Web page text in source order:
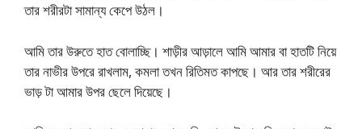
তার শরীরটা সামান্য কেপে উঠল।
আমি তার উরুতে হাত বোলাচ্ছি। শাড়ীর আড়ালে আমি আমার বা হাতটি নিয়ে
তার নাভীর উপরে রাখলাম, কমলা তখন রিতিমত কাপছে। আর তার শরীরের
ভাড় টা আমার উপর ছেলে দিয়েছে।